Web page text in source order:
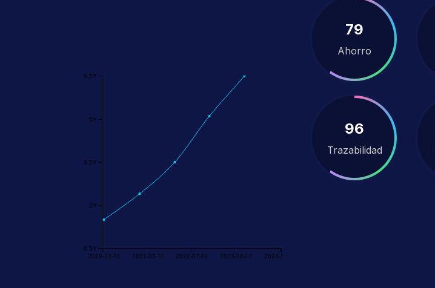
2019-12-31 2021-03-31 2022-07-01 2023-10-01 2024-12-31
0.5Y
2Y
3.5Y
5Y
6.5Y
82
Ahorro
100
Trazabilidad